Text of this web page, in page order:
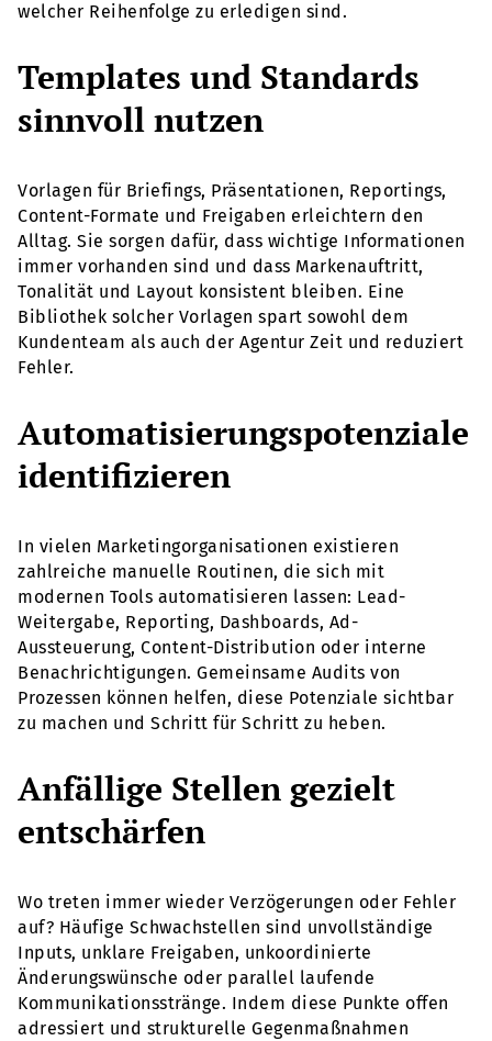
welcher Reihenfolge zu erledigen sind.
Templates und Standards
sinnvoll nutzen
Vorlagen für Briefings, Präsentationen, Reportings,
Content-Formate und Freigaben erleichtern den
Alltag. Sie sorgen dafür, dass wichtige Informationen
immer vorhanden sind und dass Markenauftritt,
Tonalität und Layout konsistent bleiben. Eine
Bibliothek solcher Vorlagen spart sowohl dem
Kundenteam als auch der Agentur Zeit und reduziert
Fehler.
Automatisierungspotenziale
identifizieren
In vielen Marketingorganisationen existieren
zahlreiche manuelle Routinen, die sich mit
modernen Tools automatisieren lassen: Lead-
Weitergabe, Reporting, Dashboards, Ad-
Aussteuerung, Content-Distribution oder interne
Benachrichtigungen. Gemeinsame Audits von
Prozessen können helfen, diese Potenziale sichtbar
zu machen und Schritt für Schritt zu heben.
Anfällige Stellen gezielt
entschärfen
Wo treten immer wieder Verzögerungen oder Fehler
auf? Häufige Schwachstellen sind unvollständige
Inputs, unklare Freigaben, unkoordinierte
Änderungswünsche oder parallel laufende
Kommunikationsstränge. Indem diese Punkte offen
adressiert und strukturelle Gegenmaßnahmen